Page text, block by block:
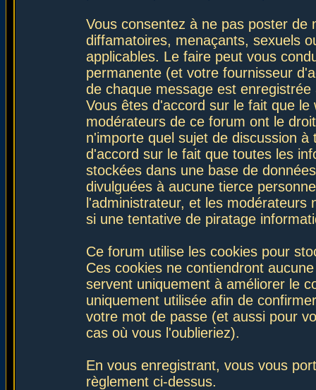
Vous consentez à ne pas poster de
diffamatoires, menaçants, sexuels
applicables. Le faire peut vous
permanente (et votre fournisseur
de chaque message est
Vous êtes d'accord sur le fait que
modérateurs de ce forum ont le
n'importe quel sujet de discussion
d'accord sur le fait que toutes les
stockées dans une base de
divulguées à aucune tierce
l'administrateur, et les
si une tentative de piratage
Ce forum utilise les cookies pour
Ces cookies ne contiendront
servent uniquement à améliorer le
uniquement utilisée afin de
votre mot de passe (et aussi pour
cas où vous l'oublieriez).
En vous enregistrant, vous vous
règlement ci-dessus.